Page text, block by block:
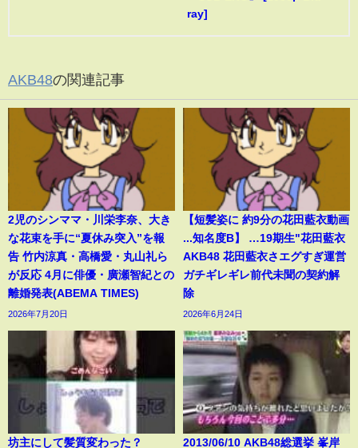
ray]
AKB48の関連記事
2児のシンママ・川栄李奈、大き
な花束を手に“夏休み突入”を報
告 竹内涼真・高橋愛・丸山礼ら
が反応 4月に俳優・廣瀬智紀との
離婚発表(ABEMA TIMES)
2026年7月20日
【短髪姿に 約9分の花田藍衣動画
...知名度B】 …19期生"花田藍衣
AKB48 花田藍衣さエグすぎ運営
ガチギレギレ前代未聞の契約解
除
2026年6月24日
坊主にして髪質変わった？ 2013/06/10 AKB48総選挙 峯岸